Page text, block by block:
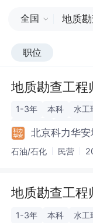
全国
职位
地质勘查工程
1-3年 本科 水工
岩土工程
MapGIS
北京科力华
石油/石化 民营
地质勘查工程
1-3年 本科 水工